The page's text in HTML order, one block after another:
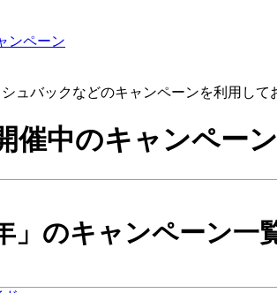
ンペーン
ュバックなどのキャンペーンを利用して
催中のキャンペーン
」のキャンペーン一